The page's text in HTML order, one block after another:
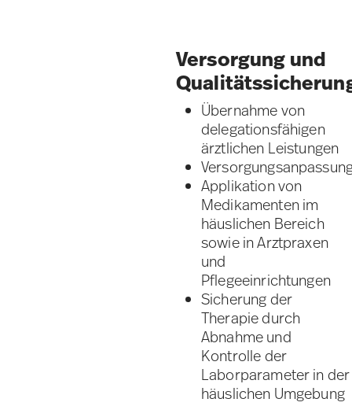
Versorgung und
Übernahme von
delegationsfähigen
ärztlichen Leistungen
Applikation von
Medikamenten im
häuslichen Bereich
sowie in Arztpraxen
und
Pflegeeinrichtungen
Sicherung der
Therapie durch
Abnahme und
Kontrolle der
Laborparameter in der
häuslichen Umgebung